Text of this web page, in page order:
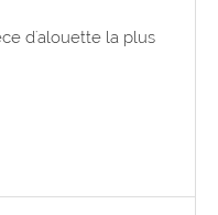
d'alouette la plus